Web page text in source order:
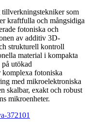
tillverkningstekniker som
kraftfulla och mångsidiga
fotoniska och
av additiv 3D-
strukturell kontroll
material i kompakta
utökad
fotoniska
med mikroelektroniska
skalbar, exakt och robust
mikroenheter.
372101